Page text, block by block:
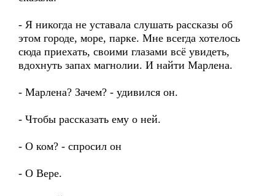
- Я никогда не уставала слушать рассказы об
этом городе, море, парке. Мне всегда хотелось
сюда приехать, своими глазами всё увидеть,
вдохнуть запах магнолии. И найти Марлена.
- Марлена? Зачем? - удивился он.
- Чтобы рассказать ему о ней.
- О ком? - спросил он
- О Вере.